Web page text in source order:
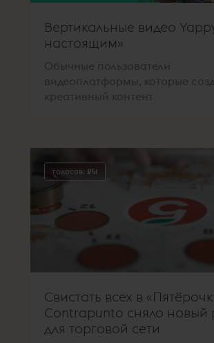
Вертикальные видео
настоящим»
Обычные пользователи
видеоплатформы, которые
креативный контент
голосов: 251
Свистать всех в
Сontrapunto сняло новый
для торговой сети